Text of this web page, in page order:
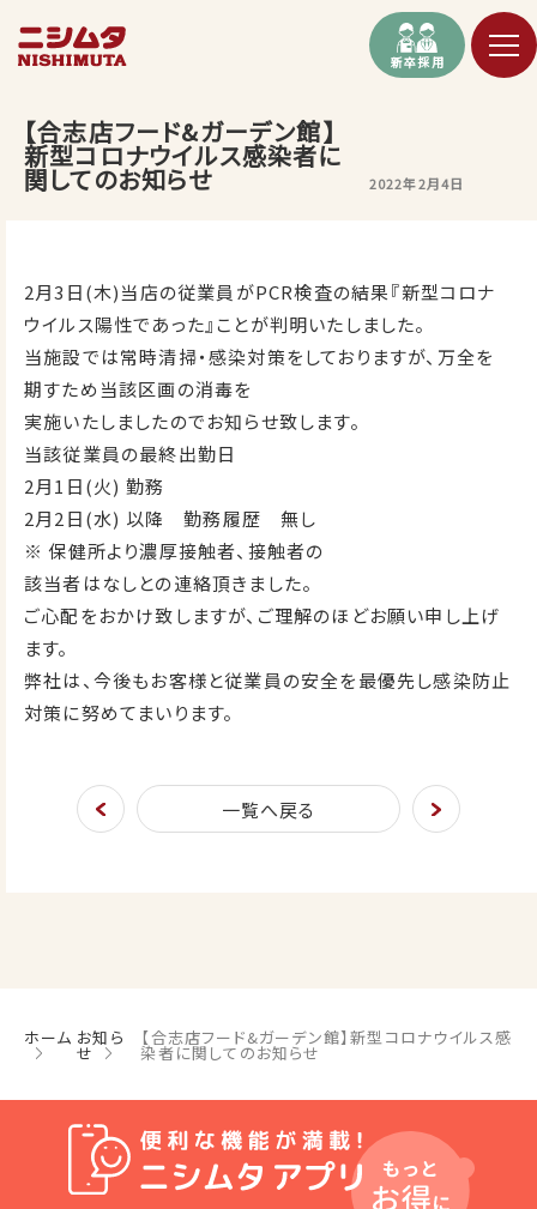
新卒採用
【合志店フード&ガーデン館】
新型コロナウイルス感染者に
関してのお知らせ 2022年2月4日
2月3日(木)当店の従業員がPCR検査の結果『新型コロナ
ウイルス陽性であった』ことが判明いたしました。
当施設では常時清掃・感染対策をしておりますが、万全を
期すため当該区画の消毒を
実施いたしましたのでお知らせ致します。
当該従業員の最終出勤日
2月1日(火) 勤務
2月2日(水) 以降 勤務履歴 無し
※ 保健所より濃厚接触者、接触者の
該当者はなしとの連絡頂きました。
ご心配をおかけ致しますが、ご理解のほどお願い申し上げ
ます。
弊社は、今後もお客様と従業員の安全を最優先し感染防止
対策に努めてまいります。
一覧へ戻る
ホーム お知ら
せ
【合志店フード&ガーデン館】新型コロナウイルス感
染者に関してのお知らせ